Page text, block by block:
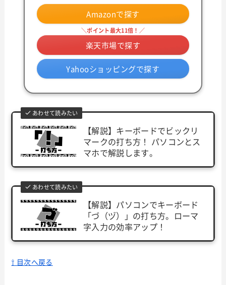
Amazonで探す
＼ポイント最大11倍！／
楽天市場で探す
Yahooショッピングで探す
あわせて読みたい
【解説】キーボードでビックリ
マークの打ち方！ パソコンとス
マホで解説します。
あわせて読みたい
【解説】パソコンでキーボード
「づ（ヅ）」の打ち方。ローマ
字入力の効率アップ！
⇧ 目次へ戻る